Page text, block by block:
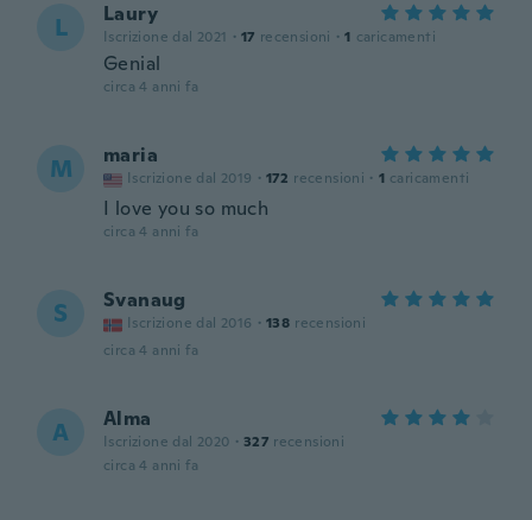
L Laury
Iscrizione dal 2021 · 17 recensioni · 1 caricamenti
Genial
circa 4 anni fa
M maria
Iscrizione dal 2019 · 172 recensioni · 1 caricamenti
I love you so much
circa 4 anni fa
S Svanaug
Iscrizione dal 2016 · 138 recensioni
circa 4 anni fa
A Alma
Iscrizione dal 2020 · 327 recensioni
circa 4 anni fa